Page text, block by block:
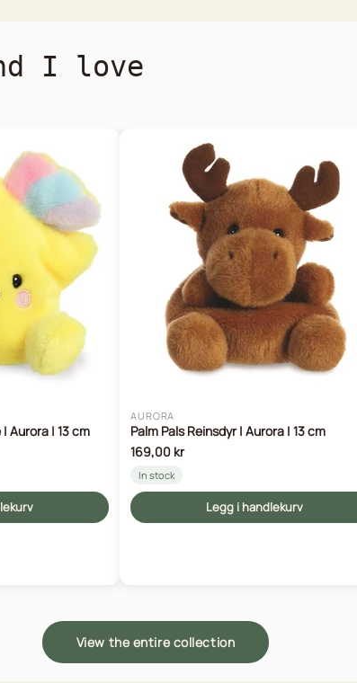
I love
Aurora | 13 cm
AURORA
Palm Pals Reinsdyr | Aurora | 13 cm
169,00 kr
In stock
Legg i handlekurv
View the entire collection